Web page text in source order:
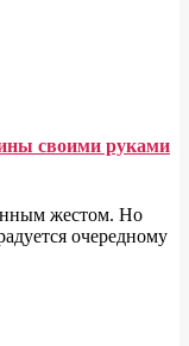
своими руками
жестом. Но
очередному